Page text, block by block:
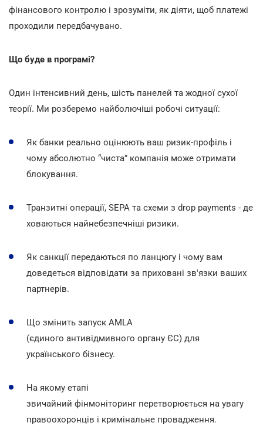
фінансового контролю і зрозуміти, як діяти, щоб платежі
проходили передбачувано.
Що буде в програмі?
Один інтенсивний день, шість панелей та жодної сухої
теорії. Ми розберемо найболючіші робочі ситуації:
Як банки реально оцінюють ваш ризик-профіль і
чому абсолютно “чиста” компанія може отримати
блокування.
Транзитні операції, SEPA та схеми з drop payments - де
ховаються найнебезпечніші ризики.
Як санкції передаються по ланцюгу і чому вам
доведеться відповідати за приховані зв'язки ваших
партнерів.
Що змінить запуск AMLA
(єдиного антивідмивного органу ЄС) для
українського бізнесу.
На якому етапі
звичайний фінмоніторинг перетворюється на увагу
правоохоронців і кримінальне провадження.